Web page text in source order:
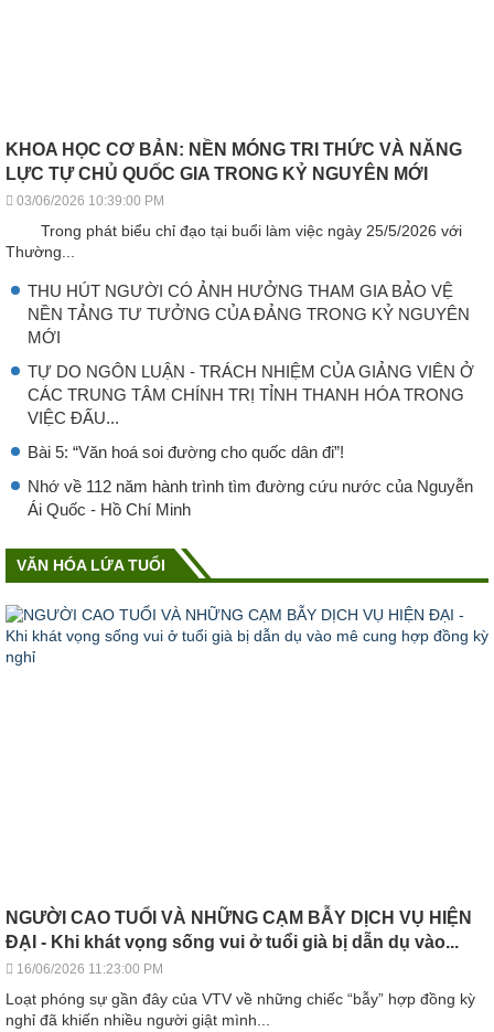
KHOA HỌC CƠ BẢN: NỀN MÓNG TRI THỨC VÀ NĂNG
LỰC TỰ CHỦ QUỐC GIA TRONG KỶ NGUYÊN MỚI
03/06/2026 10:39:00 PM
Trong phát biểu chỉ đạo tại buổi làm việc ngày 25/5/2026 với
Thường...
THU HÚT NGƯỜI CÓ ẢNH HƯỞNG THAM GIA BẢO VỆ
NỀN TẢNG TƯ TƯỞNG CỦA ĐẢNG TRONG KỶ NGUYÊN
MỚI
TỰ DO NGÔN LUẬN - TRÁCH NHIỆM CỦA GIẢNG VIÊN Ở
CÁC TRUNG TÂM CHÍNH TRỊ TỈNH THANH HÓA TRONG
VIỆC ĐẤU...
Bài 5: “Văn hoá soi đường cho quốc dân đi”!
Nhớ về 112 năm hành trình tìm đường cứu nước của Nguyễn
Ái Quốc - Hồ Chí Minh
VĂN HÓA LỨA TUỔI
NGƯỜI CAO TUỔI VÀ NHỮNG CẠM BẪY DỊCH VỤ HIỆN
ĐẠI - Khi khát vọng sống vui ở tuổi già bị dẫn dụ vào...
16/06/2026 11:23:00 PM
Loạt phóng sự gần đây của VTV về những chiếc “bẫy” hợp đồng kỳ
nghỉ đã khiến nhiều người giật mình...